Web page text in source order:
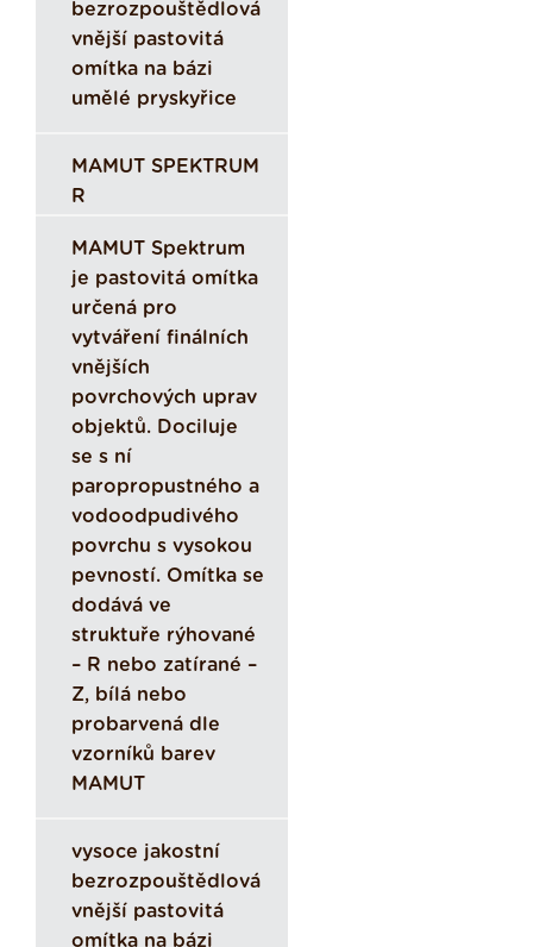
bezrozpouštědlová
vnější pastovitá
omítka na bázi
umělé pryskyřice
MAMUT SPEKTRUM
R
MAMUT Spektrum
je pastovitá omítka
určená pro
vytváření finálních
vnějších
povrchových uprav
objektů. Dociluje
se s ní
paropropustného a
vodoodpudivého
povrchu s vysokou
pevností. Omítka se
dodává ve
struktuře rýhované
– R nebo zatírané –
Z, bílá nebo
probarvená dle
vzorníků barev
MAMUT
vysoce jakostní
bezrozpouštědlová
vnější pastovitá
omítka na bázi